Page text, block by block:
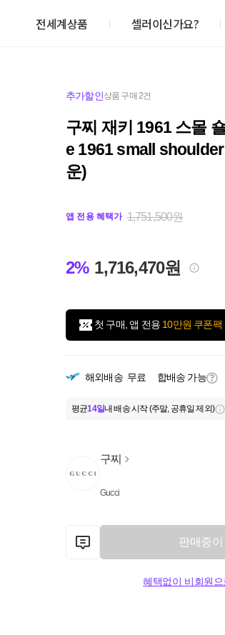
전세계상품 셀러이신가요?
추가할인상품 구매 2건
구찌 재키 1961 스몰
e 1961 small
운)
앱 전용 혜택가 1,751,500원
2% 1,716,470원
첫 구매, 앱 전용 10만원 쿠폰팩
해외배송 무료 합배송 가능
평균14일내 배송 시작 (주말, 공휴일 제외)
구찌
Gucci
판매중
혜택없이 비회원